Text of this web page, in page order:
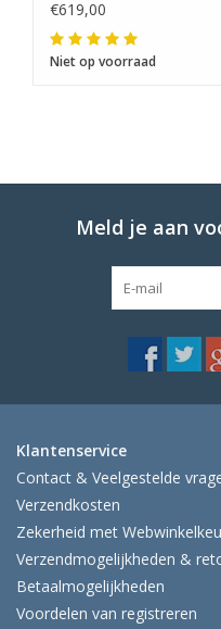
€619,00
Niet op voorraad
Meld je aan
Klantenservice
Contact & Veelgestelde
Verzendkosten
Zekerheid met
Verzendmogelijkheden &
Betaalmogelijkheden
Voordelen van registreren